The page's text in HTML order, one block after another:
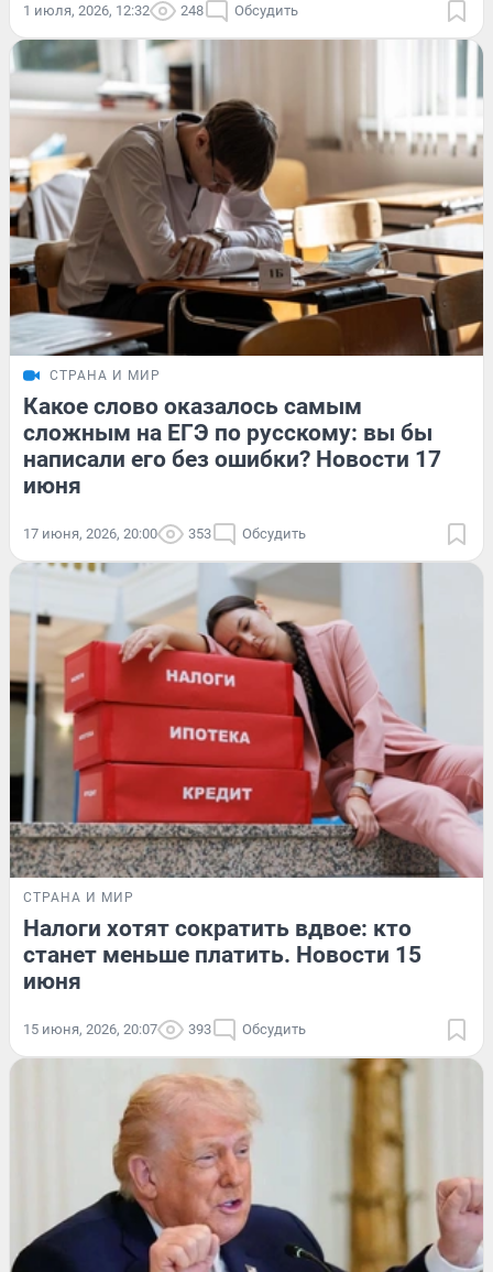
1 июля, 2026, 12:32 248 Обсудить
СТРАНА И МИР
Какое слово оказалось самым
сложным на ЕГЭ по русскому: вы бы
написали его без ошибки? Новости 17
июня
17 июня, 2026, 20:00 353 Обсудить
СТРАНА И МИР
Налоги хотят сократить вдвое: кто
станет меньше платить. Новости 15
июня
15 июня, 2026, 20:07 393 Обсудить